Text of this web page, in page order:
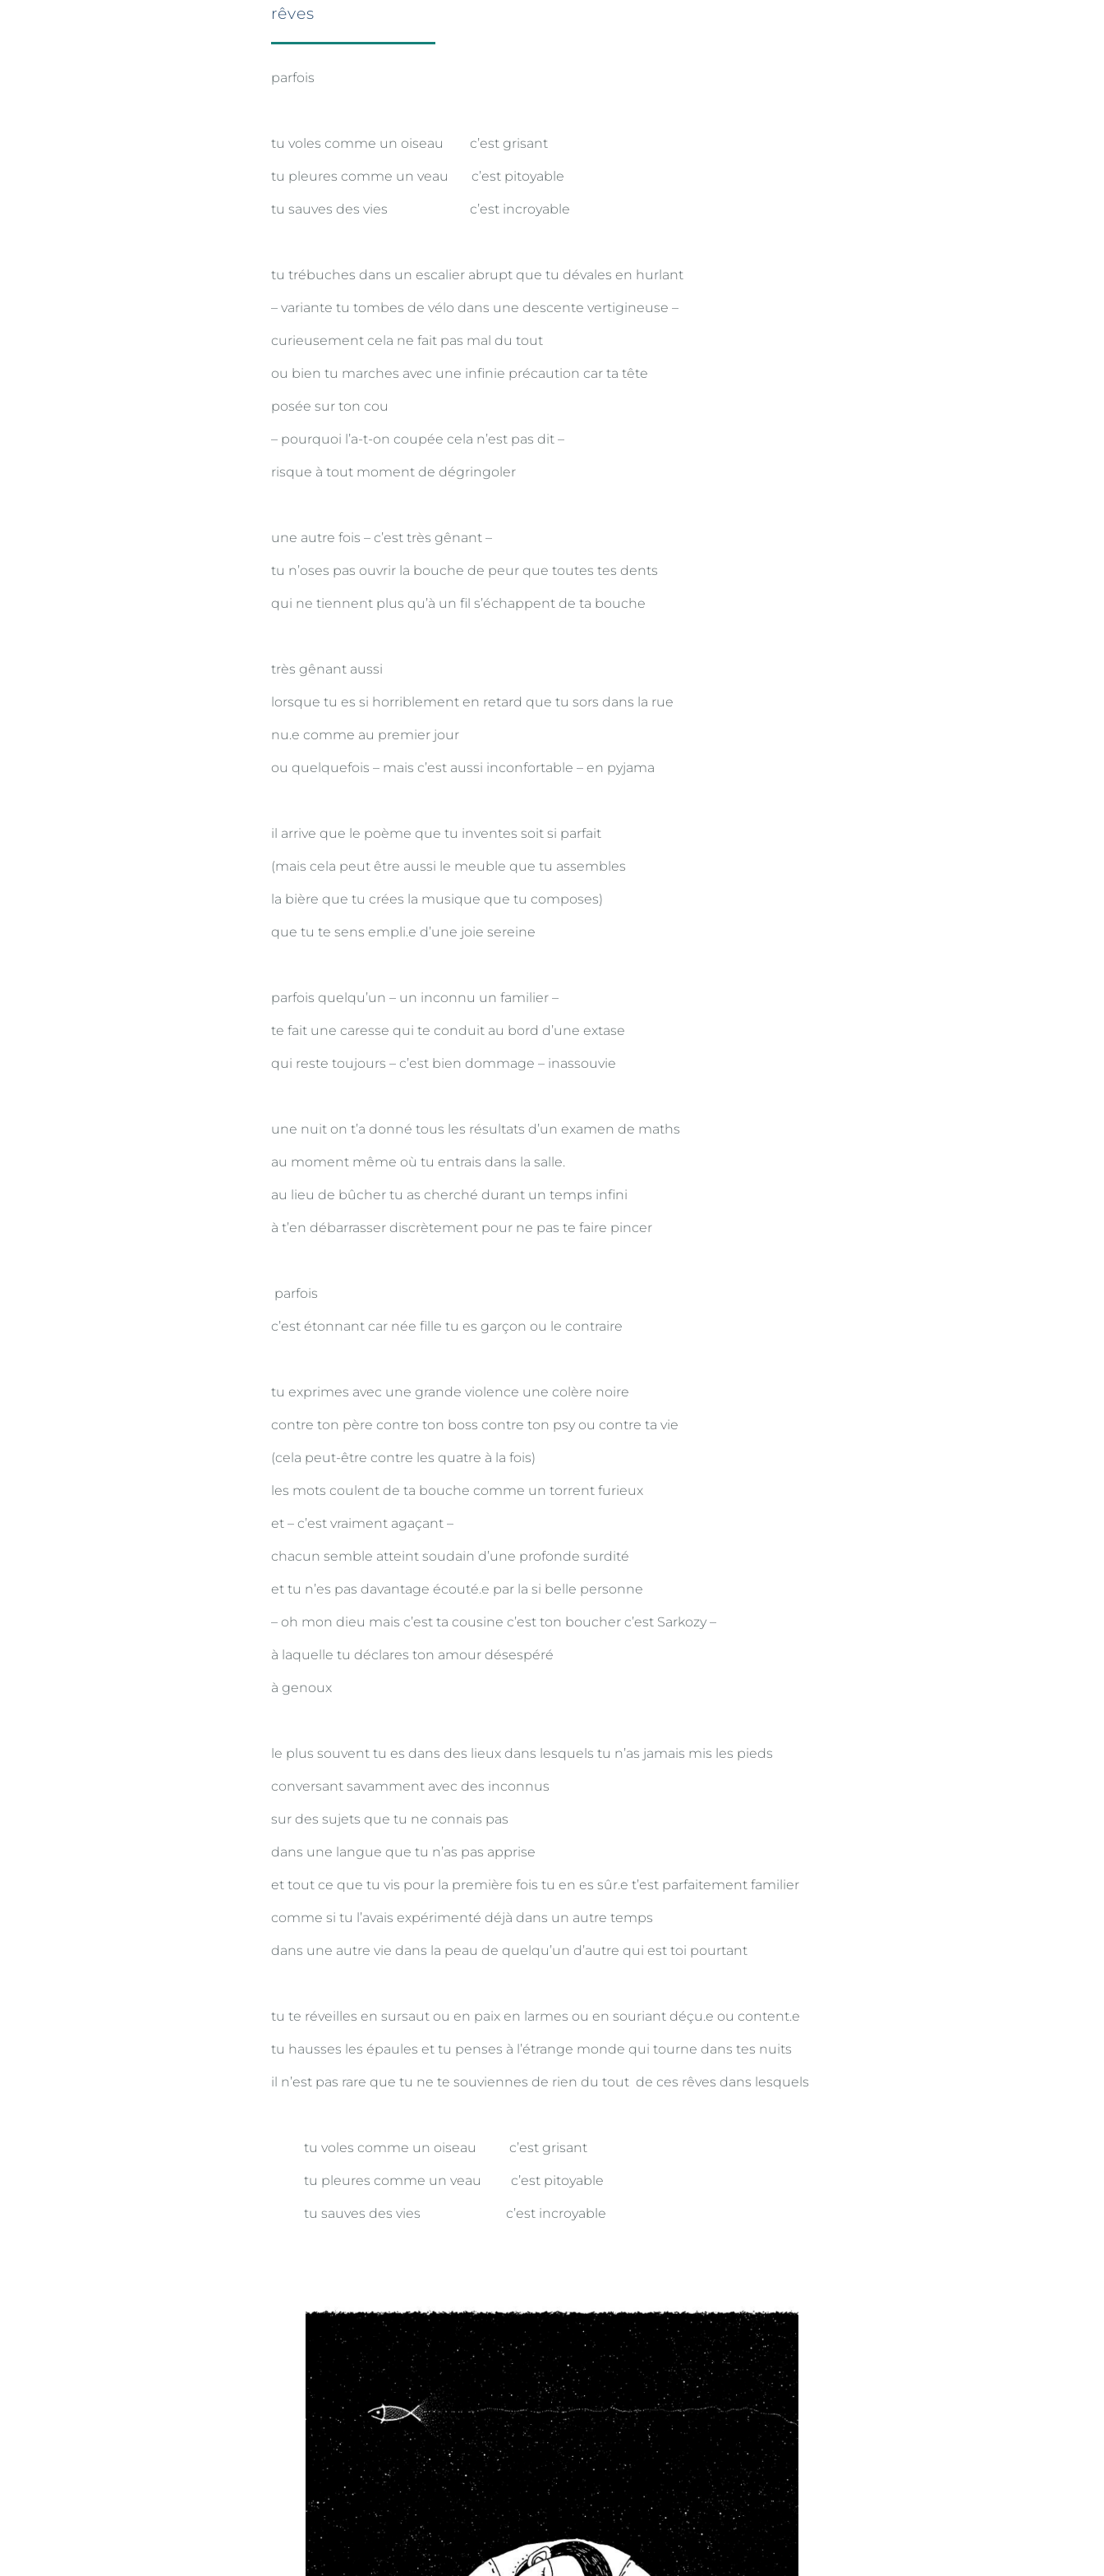
rêves
parfois
tu voles comme un oiseau c’est grisant
tu pleures comme un veau c’est pitoyable
tu sauves des vies c’est incroyable
tu trébuches dans un escalier abrupt que tu dévales en hurlant
– variante tu tombes de vélo dans une descente vertigineuse –
curieusement cela ne fait pas mal du tout
ou bien tu marches avec une infinie précaution car ta tête
posée sur ton cou
– pourquoi l’a-t-on coupée cela n’est pas dit –
risque à tout moment de dégringoler
une autre fois – c’est très gênant –
tu n’oses pas ouvrir la bouche de peur que toutes tes dents
qui ne tiennent plus qu’à un fil s’échappent de ta bouche
très gênant aussi
lorsque tu es si horriblement en retard que tu sors dans la rue
nu.e comme au premier jour
ou quelquefois – mais c’est aussi inconfortable – en pyjama
il arrive que le poème que tu inventes soit si parfait
(mais cela peut être aussi le meuble que tu assembles
la bière que tu crées la musique que tu composes)
que tu te sens empli.e d’une joie sereine
parfois quelqu’un – un inconnu un familier –
te fait une caresse qui te conduit au bord d’une extase
qui reste toujours – c’est bien dommage – inassouvie
une nuit on t’a donné tous les résultats d’un examen de maths
au moment même où tu entrais dans la salle.
au lieu de bûcher tu as cherché durant un temps infini
à t’en débarrasser discrètement pour ne pas te faire pincer
parfois
c’est étonnant car née fille tu es garçon ou le contraire
tu exprimes avec une grande violence une colère noire
contre ton père contre ton boss contre ton psy ou contre ta vie
(cela peut-être contre les quatre à la fois)
les mots coulent de ta bouche comme un torrent furieux
et – c’est vraiment agaçant –
chacun semble atteint soudain d’une profonde surdité
et tu n’es pas davantage écouté.e par la si belle personne
– oh mon dieu mais c’est ta cousine c’est ton boucher c’est Sarkozy –
à laquelle tu déclares ton amour désespéré
à genoux
le plus souvent tu es dans des lieux dans lesquels tu n’as jamais mis les pieds
conversant savamment avec des inconnus
sur des sujets que tu ne connais pas
dans une langue que tu n’as pas apprise
et tout ce que tu vis pour la première fois tu en es sûr.e t’est parfaitement familier
comme si tu l’avais expérimenté déjà dans un autre temps
dans une autre vie dans la peau de quelqu’un d’autre qui est toi pourtant
tu te réveilles en sursaut ou en paix en larmes ou en souriant déçu.e ou content.e
tu hausses les épaules et tu penses à l’étrange monde qui tourne dans tes nuits
il n’est pas rare que tu ne te souviennes de rien du tout de ces rêves dans lesquels
tu voles comme un oiseau c’est grisant
tu pleures comme un veau c’est pitoyable
tu sauves des vies c’est incroyable